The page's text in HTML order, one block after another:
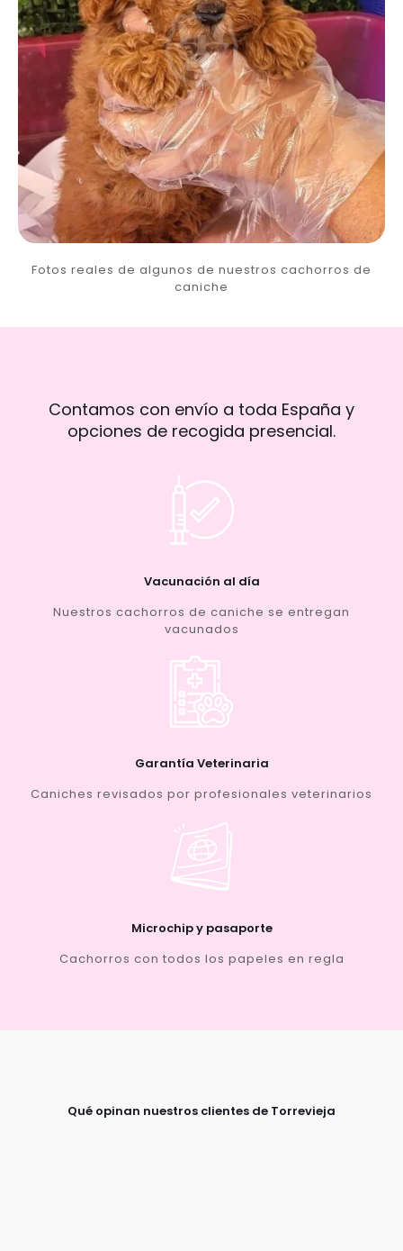
Fotos reales de algunos de nuestros cachorros de
caniche
Contamos con envío a toda España y
opciones de recogida presencial.
Vacunación al día
Nuestros cachorros de caniche se entregan
vacunados
Garantía Veterinaria
Caniches revisados por profesionales veterinarios
Microchip y pasaporte
Cachorros con todos los papeles en regla
Qué opinan nuestros clientes de Torrevieja